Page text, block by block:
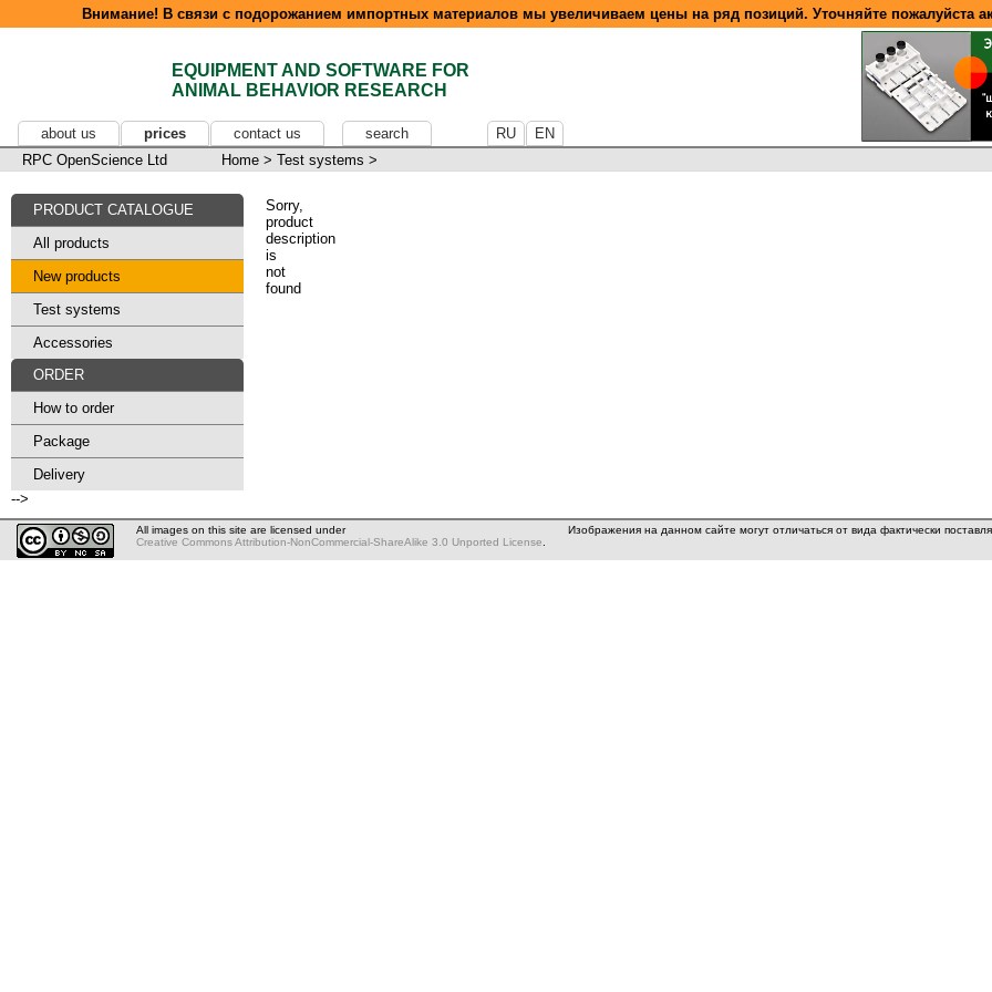
Внимание! В связи с подорожанием импортных материалов мы увеличиваем цены на ряд позиций. Уточняйте пожалуйста
EQUIPMENT AND SOFTWARE FOR
ANIMAL BEHAVIOR RESEARCH
about us prices contact us search RU
EN
RPC OpenScience Ltd Home > Test systems >
PRODUCT CATALOGUE
All products
New products
Test systems
Accessories
ORDER
How to order
Package
Delivery
Sorry,
product
description
is
not
found
-->
All images on this site are licensed under
Creative Commons Attribution-NonCommercial-ShareAlike 3.0 Unported License
Изображения на данном сайте могут отличаться от вида фактически